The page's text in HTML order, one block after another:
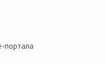
портала